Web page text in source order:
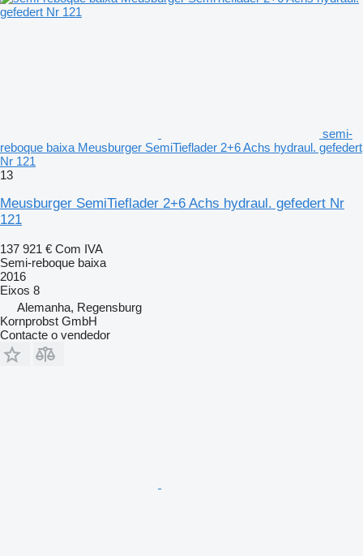
semi-
reboque baixa Meusburger SemiTieflader 2+6 Achs hydraul. gefedert
Nr 121
13
Meusburger SemiTieflader 2+6 Achs hydraul. gefedert Nr
121
137 921 € Com IVA
Semi-reboque baixa
2016
Eixos 8
Alemanha, Regensburg
Kornprobst GmbH
Contacte o vendedor